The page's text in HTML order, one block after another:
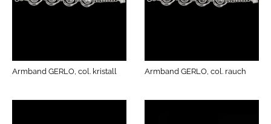
Armband GERLO, col. kristall Armband GERLO, col. rauch